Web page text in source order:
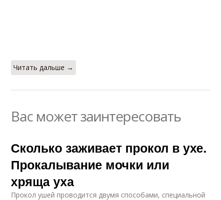
Читать дальше →
Вас может заинтересовать
Сколько заживает прокол в ухе.
Прокалывание мочки или
хряща уха
Прокол ушей проводится двумя способами, специальной